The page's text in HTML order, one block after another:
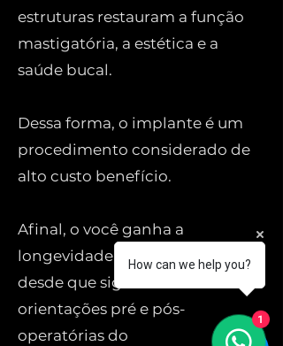
estruturas restauram a função
mastigatória, a estética e a
saúde bucal.
Dessa forma, o implante é um
procedimento considerado de
alto custo benefício.
Afinal, o você ganha a
longevidade de seu tratamento
desde que siga corretamente as
orientações pré e pós-
operatórias do
How can we help you?
1